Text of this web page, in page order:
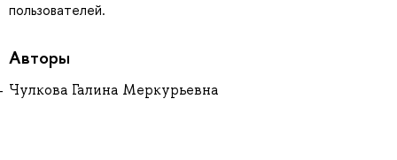
пользователей.
Авторы
Чулкова Галина Меркурьевна